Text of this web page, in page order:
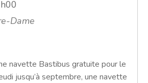
Dame
navette Bastibus gratuite pour le
jusqu’à septembre, une navette